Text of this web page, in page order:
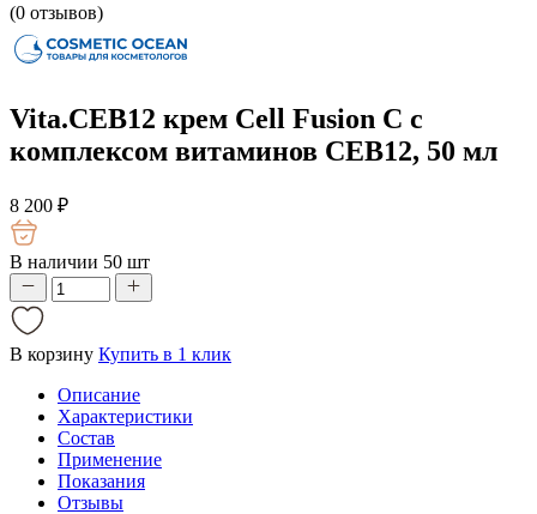
(0 отзывов)
Vita.CEB12 крем Cell Fusion C с
комплексом витаминов СЕВ12, 50 мл
8 200 ₽
В наличии 50 шт
В корзину Купить в 1 клик
Описание
Характеристики
Состав
Применение
Показания
Отзывы